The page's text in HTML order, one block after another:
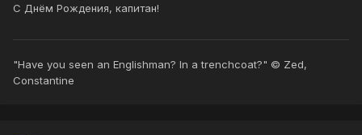
С Днём Рождения, капитан!
"Have you seen an Englishman? In a trenchcoat?" © Zed,
Constantine